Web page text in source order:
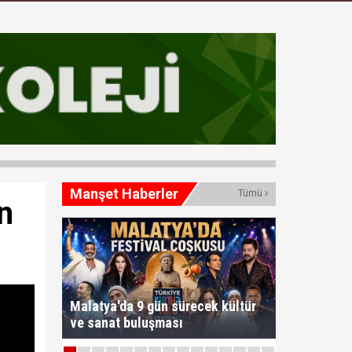
Manşet Haberler Tümü
Malatya'da 9 gün sürecek kültür
ve sanat buluşması